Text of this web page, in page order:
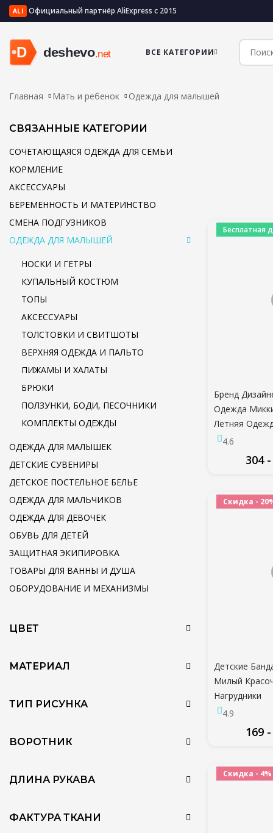
ALI Официальный партнёр AliExpress с 2015
ВСЕ КАТЕГОРИИ
Главная Мать и ребенок Одежда для малышей
СВЯЗАННЫЕ КАТЕГОРИИ
СОЧЕТАЮЩАЯСЯ ОДЕЖДА ДЛЯ СЕМЬИ
КОРМЛЕНИЕ
АКСЕССУАРЫ
БЕРЕМЕННОСТЬ И МАТЕРИНСТВО
СМЕНА ПОДГУЗНИКОВ
ОДЕЖДА ДЛЯ МАЛЫШЕЙ
НОСКИ И ГЕТРЫ
КУПАЛЬНЫЙ КОСТЮМ
ТОПЫ
АКСЕССУАРЫ
ТОЛСТОВКИ И СВИТШОТЫ
ВЕРХНЯЯ ОДЕЖДА И ПАЛЬТО
ПИЖАМЫ И ХАЛАТЫ
БРЮКИ
ПОЛЗУНКИ, БОДИ, ПЕСОЧНИКИ
КОМПЛЕКТЫ ОДЕЖДЫ
ОДЕЖДА ДЛЯ МАЛЫШЕК
ДЕТСКИЕ СУВЕНИРЫ
ДЕТСКОЕ ПОСТЕЛЬНОЕ БЕЛЬЕ
ОДЕЖДА ДЛЯ МАЛЬЧИКОВ
ОДЕЖДА ДЛЯ ДЕВОЧЕК
ОБУВЬ ДЛЯ ДЕТЕЙ
ЗАЩИТНАЯ ЭКИПИРОВКА
ТОВАРЫ ДЛЯ ВАННЫ И ДУША
ОБОРУДОВАНИЕ И МЕХАНИЗМЫ
ЦВЕТ
МАТЕРИАЛ
ТИП РИСУНКА
ВОРОТНИК
ДЛИНА РУКАВА
ФАКТУРА ТКАНИ
Бесплатная
Бренд
Одежда
Летняя
4.6
304
Скидка -
Детские
Милый
Нагрудники
Питание
Длинным
Кормление
4.9
169
Скидка - 4%